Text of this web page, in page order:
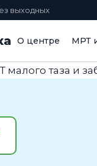
выходных
О центре МРТ
малого таза и